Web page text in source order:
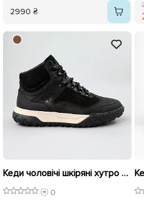
2990 ₴
Кеди чоловічі шкіряні хутро 590193 Чорні
0